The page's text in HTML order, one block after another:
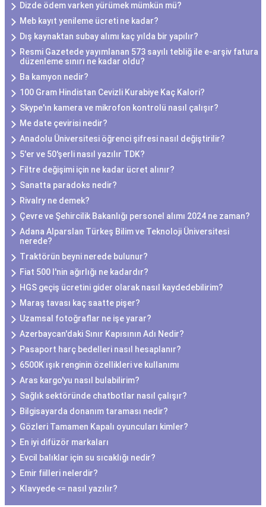
Dizde ödem varken yürümek mümkün mü?
Meb kayıt yenileme ücreti ne kadar?
Dış kaynaktan subay alımı kaç yılda bir yapılır?
Resmi Gazetede yayımlanan 573 sayılı tebliğ ile e-arşiv fatura
düzenleme sınırı ne kadar oldu?
Ba kamyon nedir?
100 Gram Hindistan Cevizli Kurabiye Kaç Kalori?
Skype'ın kamera ve mikrofon kontrolü nasıl çalışır?
Me date çevirisi nedir?
Anadolu Üniversitesi öğrenci şifresi nasıl değiştirilir?
5'er ve 50'şerli nasıl yazılır TDK?
Filtre değişimi için ne kadar ücret alınır?
Sanatta paradoks nedir?
Rivalry ne demek?
Çevre ve Şehircilik Bakanlığı personel alımı 2024 ne zaman?
Adana Alparslan Türkeş Bilim ve Teknoloji Üniversitesi
nerede?
Traktörün beyni nerede bulunur?
Fiat 500 l'nin ağırlığı ne kadardır?
HGS geçiş ücretini gider olarak nasıl kaydedebilirim?
Maraş tavası kaç saatte pişer?
Uzamsal fotoğraflar ne işe yarar?
Azerbaycan'daki Sınır Kapısının Adı Nedir?
Pasaport harç bedelleri nasıl hesaplanır?
6500K ışık renginin özellikleri ve kullanımı
Aras kargo'yu nasıl bulabilirim?
Sağlık sektöründe chatbotlar nasıl çalışır?
Bilgisayarda donanım taraması nedir?
Gözleri Tamamen Kapalı oyuncuları kimler?
En iyi difüzör markaları
Evcil balıklar için su sıcaklığı nedir?
Emir fiilleri nelerdir?
Klavyede <= nasıl yazılır?